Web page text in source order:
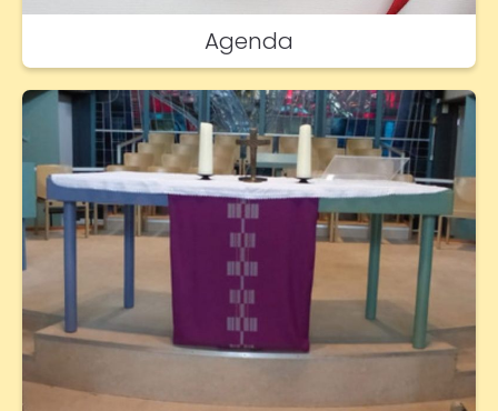
Agenda